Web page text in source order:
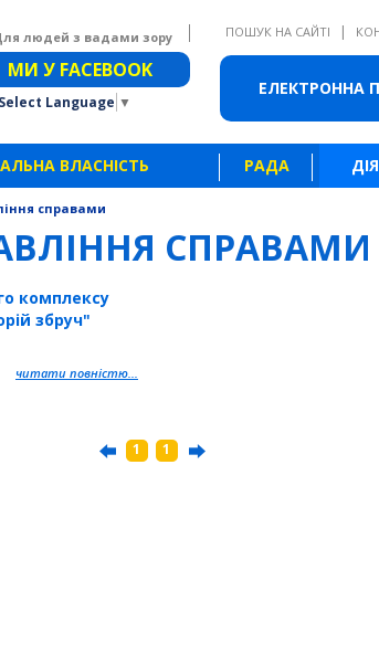
ЕЛЕКТРОННА
людей з вадами зору Звичайна версія сайту
МИ У FACEBOOK
Select Language ▼
ПОШУК НА САЙТІ |
ВЛАСНІСТЬ РАДА
справами
СПРАВАМИ
комплексу
збруч"
читати повністю...
1 1